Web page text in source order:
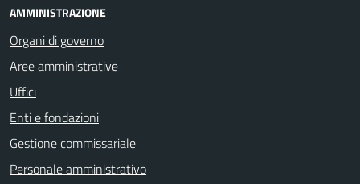
AMMINISTRAZIONE
Organi di governo
Aree amministrative
Uffici
Enti e fondazioni
Gestione commissariale
Personale amministrativo